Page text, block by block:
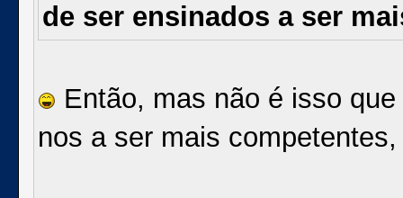
de ser ensinados a ser
Então, mas não é isso
nos a ser mais